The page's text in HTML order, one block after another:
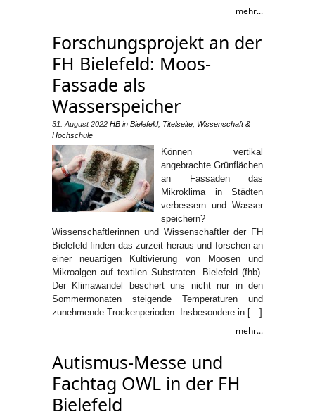
mehr...
Forschungsprojekt an der
FH Bielefeld: Moos-
Fassade als
Wasserspeicher
31. August 2022 HB in Bielefeld, Titelseite Wissenschaft &
Hochschule
Können vertikal
angebrachte Grünflächen
an Fassaden das
Mikroklima in Städten
verbessern und Wasser
speichern?
Wissenschaftlerinnen und Wissenschaftler der FH
Bielefeld finden das zurzeit heraus und forschen an
einer neuartigen Kultivierung von Moosen und
Mikroalgen auf textilen Substraten. Bielefeld (fhb).
Der Klimawandel beschert uns nicht nur in den
Sommermonaten steigende Temperaturen und
zunehmende Trockenperioden. Insbesondere in […]
mehr...
Autismus-Messe und
Fachtag OWL in der FH
Bielefeld